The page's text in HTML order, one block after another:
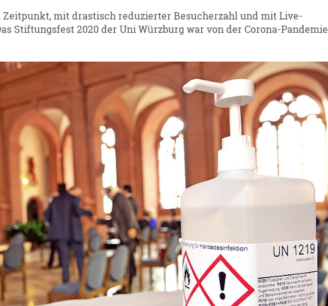
mit drastisch reduzierter Besucherzahl und mit Live-
Stiftungsfest 2020 der Uni Würzburg war von der Corona-Pandemie